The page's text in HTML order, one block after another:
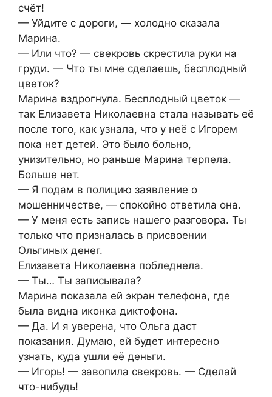
счёт!
— Уйдите с дороги, — холодно сказала
Марина.
— Или что? — свекровь скрестила руки на
груди. — Что ты мне сделаешь, бесплодный
цветок?
Марина вздрогнула. Бесплодный цветок —
так Елизавета Николаевна стала называть её
после того, как узнала, что у неё с Игорем
пока нет детей. Это было больно,
унизительно, но раньше Марина терпела.
Больше нет.
— Я подам в полицию заявление о
мошенничестве, — спокойно ответила она.
— У меня есть запись нашего разговора. Ты
только что призналась в присвоении
Ольгиных денег.
Елизавета Николаевна побледнела.
— Ты… Ты записывала?
Марина показала ей экран телефона, где
была видна иконка диктофона.
— Да. И я уверена, что Ольга даст
показания. Думаю, ей будет интересно
узнать, куда ушли её деньги.
— Игорь! — завопила свекровь. — Сделай
что-нибудь!